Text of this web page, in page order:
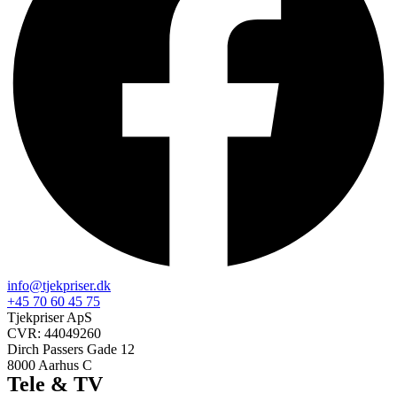
info@tjekpriser.dk
+45 70 60 45 75
Tjekpriser ApS
CVR: 44049260
Dirch Passers Gade 12
8000 Aarhus C
Tele & TV